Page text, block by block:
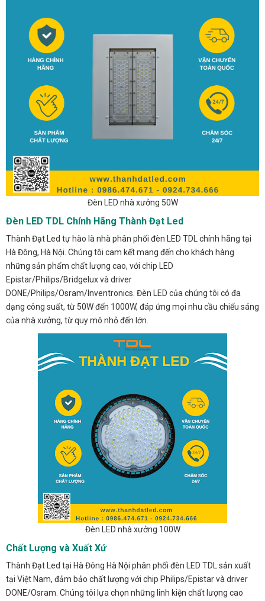
Đèn LED nhà xưởng 50W
Đèn LED TDL Chính Hãng Thành Đạt Led
Thành Đạt Led tự hào là nhà phân phối đèn LED TDL chính hãng tại
Hà Đông, Hà Nội. Chúng tôi cam kết mang đến cho khách hàng
những sản phẩm chất lượng cao, với chip LED
Epistar/Philips/Bridgelux và driver
DONE/Philips/Osram/Inventronics. Đèn LED của chúng tôi có đa
dạng công suất, từ 50W đến 1000W, đáp ứng mọi nhu cầu chiếu sáng
của nhà xưởng, từ quy mô nhỏ đến lớn.
Đèn LED nhà xưởng 100W
Chất Lượng và Xuất Xứ
Thành Đạt Led tại Hà Đông Hà Nội phân phối đèn LED TDL sản xuất
tại Việt Nam, đảm bảo chất lượng với chip Philips/Epistar và driver
DONE/Osram. Chúng tôi lựa chọn những linh kiện chất lượng cao